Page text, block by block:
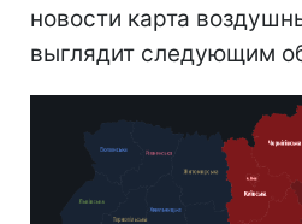
новости карта
выглядит следующим